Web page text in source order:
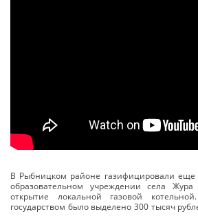
В Рыбницком районе газифицировали
образовательном учреждении села
открытие локальной газовой
государством было выделено 300 тысяч